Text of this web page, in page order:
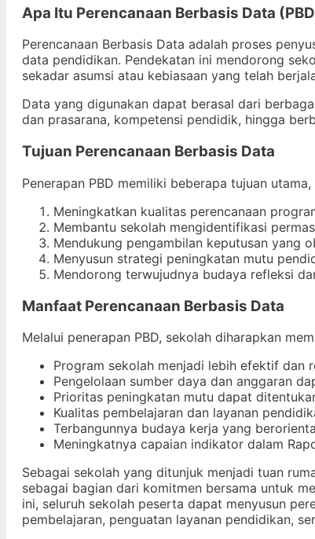
Apa Itu Perencanaan Berbasis Data
Perencanaan Berbasis Data adalah proses
data pendidikan. Pendekatan ini mendorong
sekadar asumsi atau kebiasaan yang telah
Data yang digunakan dapat berasal dari
dan prasarana, kompetensi pendidik, hingga
Tujuan Perencanaan Berbasis Data
Penerapan PBD memiliki beberapa tujuan utama,
Meningkatkan kualitas perencanaan
Membantu sekolah mengidentifikasi
Mendukung pengambilan keputusan yang
Menyusun strategi peningkatan mutu
Mendorong terwujudnya budaya refleksi
Manfaat Perencanaan Berbasis Data
Melalui penerapan PBD, sekolah diharapkan
Program sekolah menjadi lebih efektif dan
Pengelolaan sumber daya dan anggaran
Prioritas peningkatan mutu dapat
Kualitas pembelajaran dan layanan
Terbangunnya budaya kerja yang
Meningkatnya capaian indikator dalam
Sebagai sekolah yang ditunjuk menjadi tuan
sebagai bagian dari komitmen bersama untuk
ini, seluruh sekolah peserta dapat menyusun
pembelajaran, penguatan layanan pendidikan,